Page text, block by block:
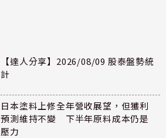
【達人分享】2026/08/09 股泰盤勢統
計
日本塗料上修全年營收展望，但獲利
預測維持不變 下半年原料成本仍是
壓力